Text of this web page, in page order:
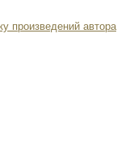
произведений автора